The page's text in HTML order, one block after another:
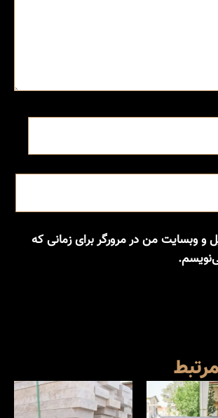
و وبسایت من در مرورگر برای زمانی که